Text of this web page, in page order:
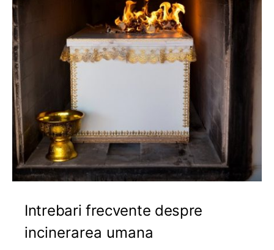
Intrebari frecvente despre
incinerarea umana